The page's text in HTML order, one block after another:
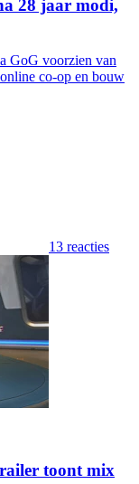
28 jaar modi,
GoG voorzien van
co-op en bouw
13 reacties
toont mix